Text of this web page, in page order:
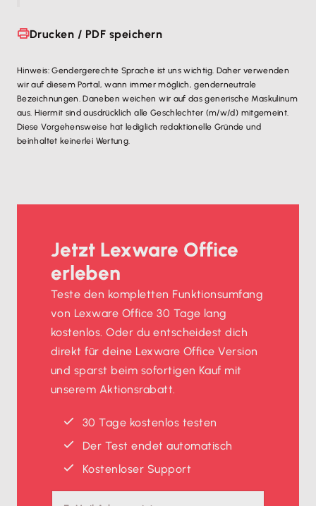
Drucken / PDF speichern
Hinweis: Gendergerechte Sprache ist uns wichtig. Daher verwenden
wir auf diesem Portal, wann immer möglich, genderneutrale
Bezeichnungen. Daneben weichen wir auf das generische Maskulinum
aus. Hiermit sind ausdrücklich alle Geschlechter (m/w/d) mitgemeint.
Diese Vorgehensweise hat lediglich redaktionelle Gründe und
beinhaltet keinerlei Wertung.
Jetzt Lexware Office
erleben
Teste den kompletten Funktionsumfang
von Lexware Office 30 Tage lang
kostenlos. Oder du entscheidest dich
direkt für deine Lexware Office Version
und sparst beim sofortigen Kauf mit
unserem Aktionsrabatt.
30 Tage kostenlos testen
Der Test endet automatisch
Kostenloser Support